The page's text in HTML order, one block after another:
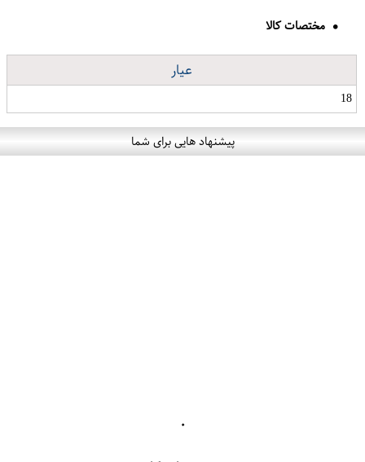
مختصات کالا
عیار
18
پیشنهاد هایی برای شما
۰